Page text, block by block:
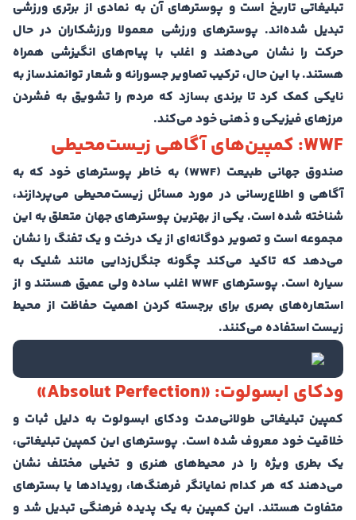
تبلیغاتی تاریخ است و پوسترهای آن به نمادی از برتری ورزشی
تبدیل شده‌اند. پوسترهای ورزشی معمولا ورزشکاران در حال
حرکت را نشان می‌دهند و اغلب با پیام‌های انگیزشی همراه
هستند. با این حال، ترکیب تصاویر جسورانه و شعار توانمندساز به
نایکی کمک کرد تا برندی بسازد که مردم را تشویق به فشردن
مرزهای فیزیکی و ذهنی خود می‌کند.
WWF: کمپین‌های آگاهی زیست‌محیطی
صندوق جهانی طبیعت (WWF) به خاطر پوسترهای خود که به
آگاهی و اطلاع‌رسانی در مورد مسائل زیست‌محیطی می‌پردازند،
شناخته شده است. یکی از بهترین پوسترهای جهان متعلق به این
مجموعه است و تصویر دوگانه‌ای از یک درخت و یک تفنگ را نشان
می‌دهد که تاکید می‌کند چگونه جنگل‌زدایی مانند شلیک به
سیاره است. پوسترهای WWF اغلب ساده ولی عمیق هستند و از
استعاره‌های بصری برای برجسته کردن اهمیت حفاظت از محیط
زیست استفاده می‌کنند.
ودکای ابسولوت: «Absolut Perfection»
کمپین تبلیغاتی طولانی‌مدت ودکای ابسولوت به دلیل ثبات و
خلاقیت خود معروف شده است. پوسترهای این کمپین تبلیغاتی،
یک بطری ویژه را در محیط‌های هنری و تخیلی مختلف نشان
می‌دهند که هر کدام نمایانگر فرهنگ‌ها، رویدادها یا بسترهای
متفاوت هستند. این کمپین به یک پدیده فرهنگی تبدیل شد و